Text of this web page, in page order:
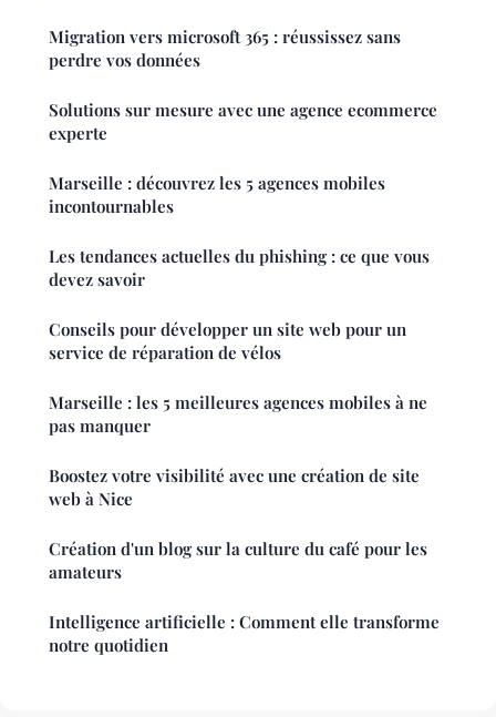
Migration vers microsoft 365 : réussissez sans
perdre vos données
Solutions sur mesure avec une agence ecommerce
experte
Marseille : découvrez les 5 agences mobiles
incontournables
Les tendances actuelles du phishing : ce que vous
devez savoir
Conseils pour développer un site web pour un
service de réparation de vélos
Marseille : les 5 meilleures agences mobiles à ne
pas manquer
Boostez votre visibilité avec une création de site
web à Nice
Création d'un blog sur la culture du café pour les
amateurs
Intelligence artificielle : Comment elle transforme
notre quotidien